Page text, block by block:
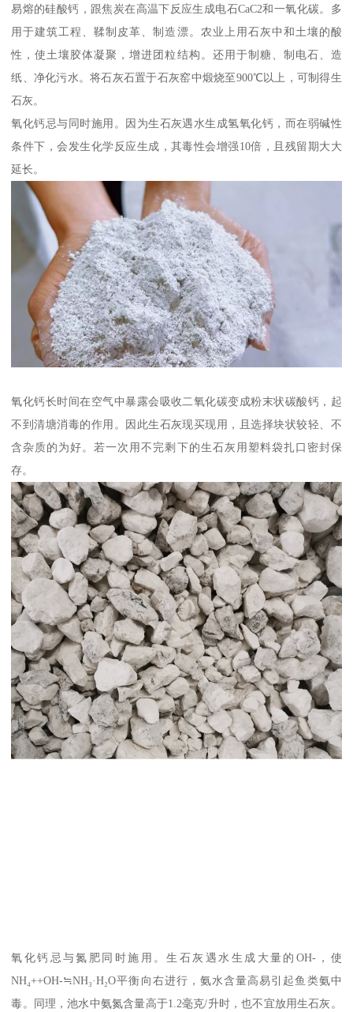
易熔的硅酸钙，跟焦炭在高温下反应生成电石CaC2和一氧化碳。多
用于建筑工程、鞣制皮革、制造漂。农业上用石灰中和土壤的酸
性，使土壤胶体凝聚，增进团粒结构。还用于制糖、制电石、造
纸、净化污水。将石灰石置于石灰窑中煅烧至900℃以上，可制得生
石灰。
氧化钙忌与同时施用。因为生石灰遇水生成氢氧化钙，而在弱碱性
条件下，会发生化学反应生成，其毒性会增强10倍，且残留期大大
延长。
氧化钙长时间在空气中暴露会吸收二氧化碳变成粉末状碳酸钙，起
不到清塘消毒的作用。因此生石灰现买现用，且选择块状较轻、不
含杂质的为好。若一次用不完剩下的生石灰用塑料袋扎口密封保
存。
氧化钙忌与氮肥同时施用。生石灰遇水生成大量的OH-，使
NH₄++OH-≒NH₃·H₂O平衡向右进行，氨水含量高易引起鱼类氨中
毒。同理，池水中氨氮含量高于1.2毫克/升时，也不宜放用生石灰。